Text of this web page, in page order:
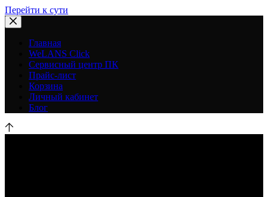
Перейти к сути
Главная
WeLANS Click
Сервисный центр ПК
Прайс-лист
Корзина
Личный кабинет
Блог